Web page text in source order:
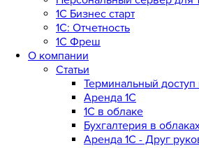
1С Бизнес старт
1С: Отчетность
1C Фреш
О компании
Статьи
Терминальный доступ
Аренда 1С
1С в облаке
Бухгалтерия в
Аренда 1С - Друг